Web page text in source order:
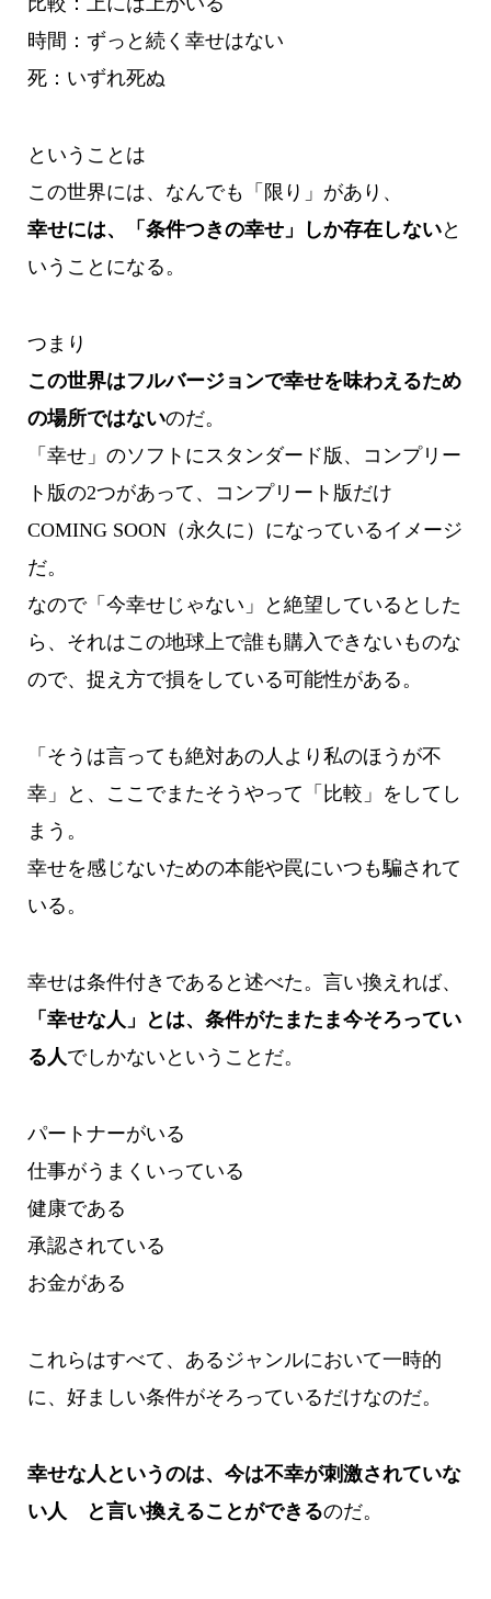
時間：ずっと続く幸せはない
死：いずれ死ぬ
ということは
この世界には、なんでも「限り」があり、
幸せには、「条件つきの幸せ」しか存在しないと
いうことになる。
つまり
この世界はフルバージョンで幸せを味わえるため
の場所ではないのだ。
「幸せ」のソフトにスタンダード版、コンプリー
ト版の2つがあって、コンプリート版だけ
COMING SOON（永久に）になっているイメージ
だ。
なので「今幸せじゃない」と絶望しているとした
ら、それはこの地球上で誰も購入できないものな
ので、捉え方で損をしている可能性がある。
「そうは言っても絶対あの人より私のほうが不
幸」と、ここでまたそうやって「比較」をしてし
まう。
幸せを感じないための本能や罠にいつも騙されて
いる。
幸せは条件付きであると述べた。言い換えれば、
「幸せな人」とは、条件がたまたま今そろってい
る人でしかないということだ。
パートナーがいる
仕事がうまくいっている
健康である
承認されている
お金がある
これらはすべて、あるジャンルにおいて一時的
に、好ましい条件がそろっているだけなのだ。
幸せな人というのは、今は不幸が刺激されていな
い人 と言い換えることができるのだ。